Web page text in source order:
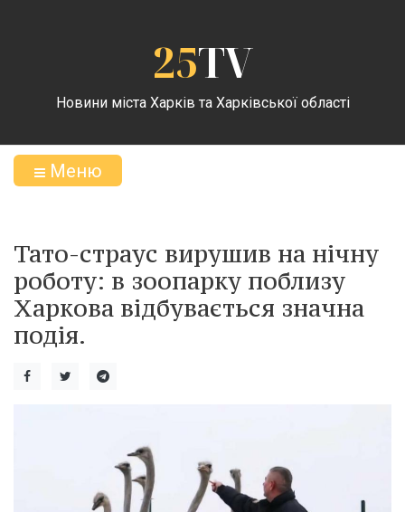
25TV
Новини міста Харків та Харківської області
Меню
Тато-страус вирушив на нічну
роботу: в зоопарку поблизу
Харкова відбувається значна
подія.